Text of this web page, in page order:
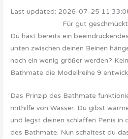
Last updated: 2026-07-25
Für gut
Du hast bereits ein
unten zwischen deinen Beinen
noch ein wenig größer werden?
Bathmate die Modellreihe 9
Das Prinzip des Bathmate
mithilfe von Wasser. Du gibst
und legst deinen schlaffen Penis in
des Bathmate. Nun schaltest du